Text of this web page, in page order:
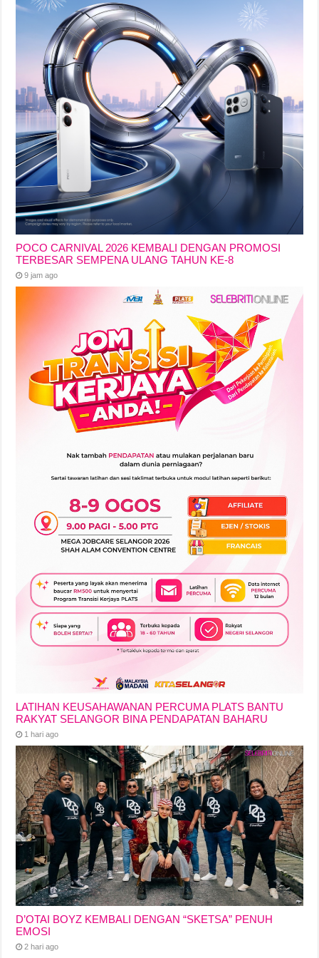
POCO CARNIVAL 2026 KEMBALI DENGAN PROMOSI
TERBESAR SEMPENA ULANG TAHUN KE-8
9 jam ago
LATIHAN KEUSAHAWANAN PERCUMA PLATS BANTU
RAKYAT SELANGOR BINA PENDAPATAN BAHARU
1 hari ago
D’OTAI BOYZ KEMBALI DENGAN “SKETSA” PENUH
EMOSI
2 hari ago